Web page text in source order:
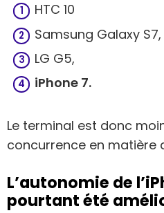
​HTC 10
Samsung Galaxy S7,
LG G5,
iPhone 7.
Le terminal est donc
concurrence en matière
L’autonomie de
pourtant été